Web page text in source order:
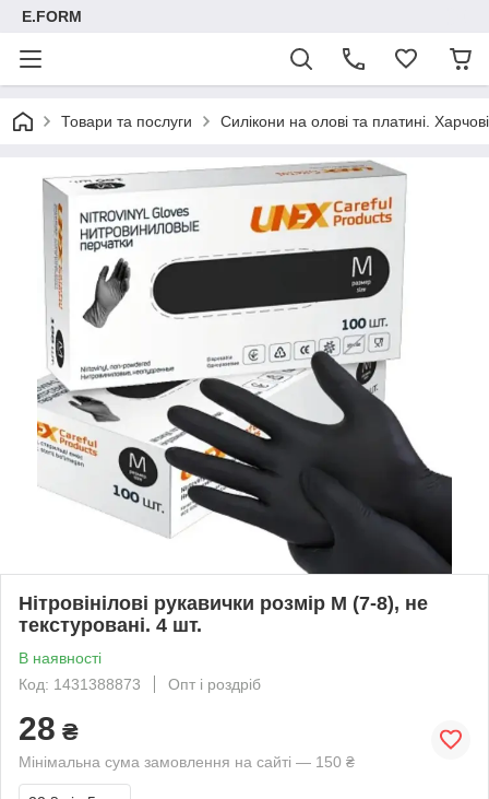
E.FORM
Товари та послуги Силікони на олові та платині.
Нітровінілові рукавички розмір M (7-8), не
текстуровані. 4 шт.
В наявності
Код: 1431388873
Опт і роздріб
28 ₴
Мінімальна сума замовлення на сайті — 150 ₴